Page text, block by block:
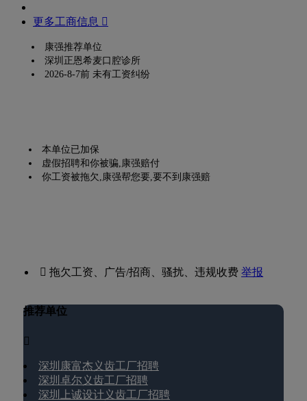
更多工商信息 
康强推荐单位
深圳正恩希麦口腔诊所
2026-8-7前 未有工资纠纷
本单位已加保
虚假招聘和你被骗,康强赔付
你工资被拖欠,康强帮您要,要不到康强赔
 拖欠工资、广告/招商、骚扰、违规收费举报
推荐单位

深圳康富杰义齿工厂招聘
深圳卓尔义齿工厂招聘
深圳上诚设计义齿工厂招聘